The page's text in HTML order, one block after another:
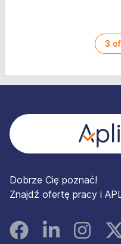
3
Dobrze Cię poznać!
Znajdź ofertę pracy i
FacebookLinked InInstagram